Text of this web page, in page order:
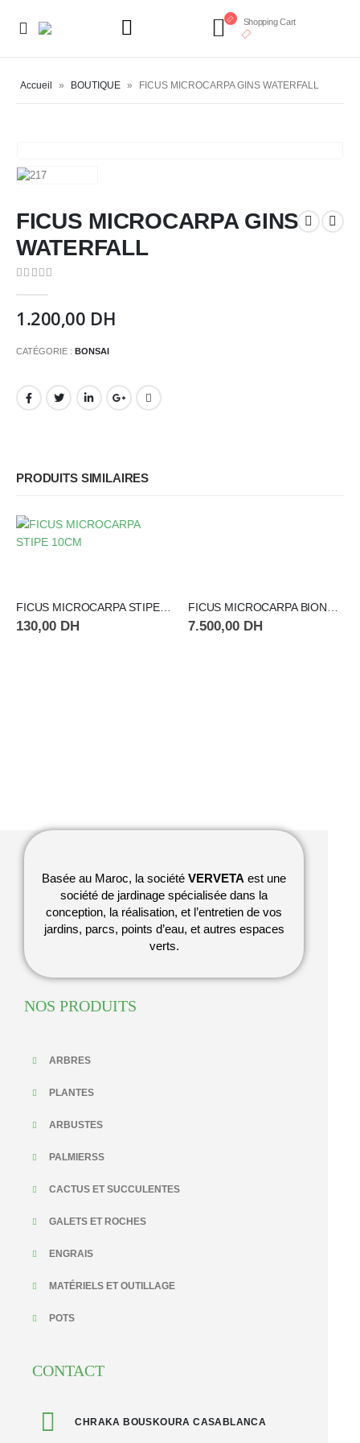
Shopping Cart
Accueil » BOUTIQUE » FICUS MICROCARPA GINS WATERFALL
FICUS MICROCARPA GINS
WATERFALL
1.200,00 DH
CATÉGORIE : BONSAI
PRODUITS SIMILAIRES
FICUS MICROCARPA STIPE 10CM
130,00 DH
FICUS MICROCARPA BIONSAI 1.2-1.5M N40
7.500,00 DH
Basée au Maroc, la société VERVETA est une
société de jardinage spécialisée dans la
conception, la réalisation, et l’entretien de vos
jardins, parcs, points d’eau, et autres espaces
verts.
NOS PRODUITS
ARBRES
PLANTES
ARBUSTES
PALMIERSS
CACTUS ET SUCCULENTES
GALETS ET ROCHES
ENGRAIS
MATÉRIELS ET OUTILLAGE
POTS
CONTACT
CHRAKA BOUSKOURA CASABLANCA